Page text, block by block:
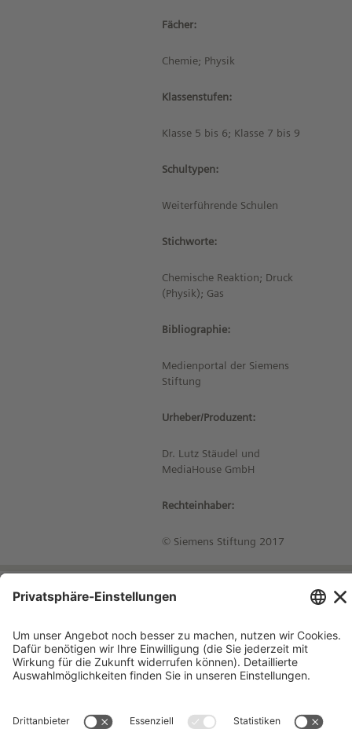
Fächer:
Chemie; Physik
Klassenstufen:
Klasse 5 bis 6; Klasse 7 bis 9
Schultypen:
Weiterführende Schulen
Stichworte:
Chemische Reaktion; Druck
(Physik); Gas
Bibliographie:
Medienportal der Siemens
Stiftung
Urheber/Produzent:
Dr. Lutz Stäudel und
MediaHouse GmbH
Rechteinhaber:
© Siemens Stiftung 2017
Impressum
Kontakt
Datenschutzhinweise